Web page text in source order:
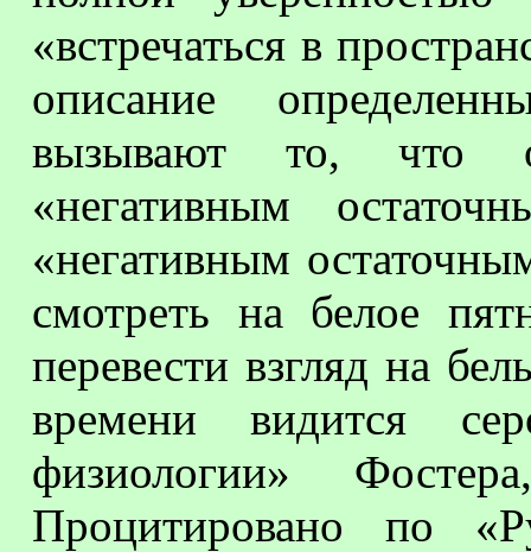
«встречаться в
описание
вызывают то, что
«негативным
«негативным
смотреть на белое
перевести взгляд на
времени видится
физиологии»
Процитировано по